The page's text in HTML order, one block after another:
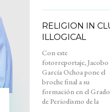
RELIGION IN
ILLOGICAL
Con este
fotorreportaje, Jacobo
García Ochoa pone el
broche final a su
formación en el Grado
de Periodismo de la
Facultad de Filosofía y
Letras y cierra también
su etapa como
colaborador de
Entremedios. Su